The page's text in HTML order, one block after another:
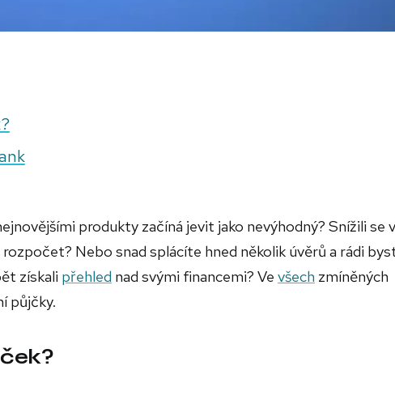
produkty začíná jevit jako nevýhodný? Snížili se
Nebo snad splácíte hned několik úvěrů a rádi
získali přehled nad svými financemi? Ve všech zmíněných
půjčky.